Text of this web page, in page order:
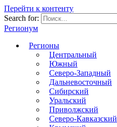
Перейти к контенту
Search for:
Регионум
Регионы
Центральный
Южный
Северо-Западный
Дальневосточный
Сибирский
Уральский
Приволжский
Северо-Кавказский